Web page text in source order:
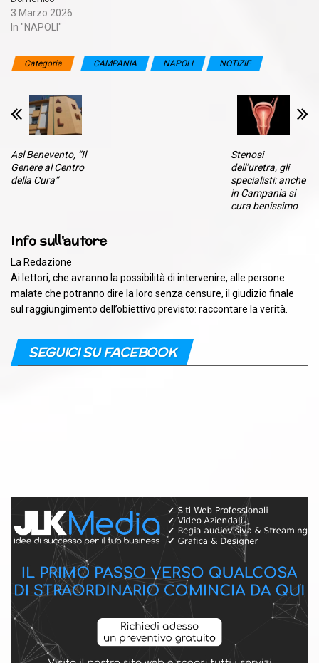
3 Marzo 2026
In "NAPOLI"
Categoria CAMPANIA NAPOLI NOTIZIE
Asl Benevento, “Il
Genere al Centro
della Cura”
Stenosi
dell’uretra, gli
specialisti: anche
in Campania si
cura benissimo
Info sull'autore
La Redazione
Ai lettori, che avranno la possibilità di intervenire, alle persone
malate che potranno dire la loro senza censure, il giudizio finale
sul raggiungimento dell’obiettivo previsto: raccontare la verità.
SEGUICI SU FACEBOOK